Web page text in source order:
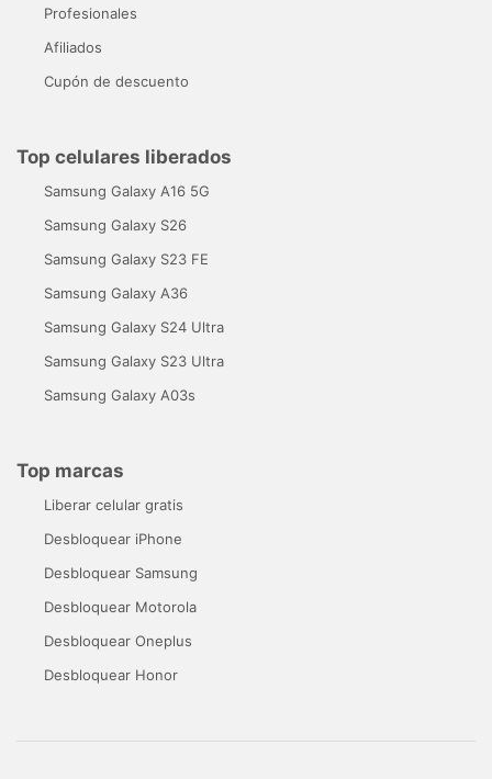
Profesionales
Afiliados
Cupón de descuento
Top celulares liberados
Samsung Galaxy A16 5G
Samsung Galaxy S26
Samsung Galaxy S23 FE
Samsung Galaxy A36
Samsung Galaxy S24 Ultra
Samsung Galaxy S23 Ultra
Samsung Galaxy A03s
Top marcas
Liberar celular gratis
Desbloquear iPhone
Desbloquear Samsung
Desbloquear Motorola
Desbloquear Oneplus
Desbloquear Honor